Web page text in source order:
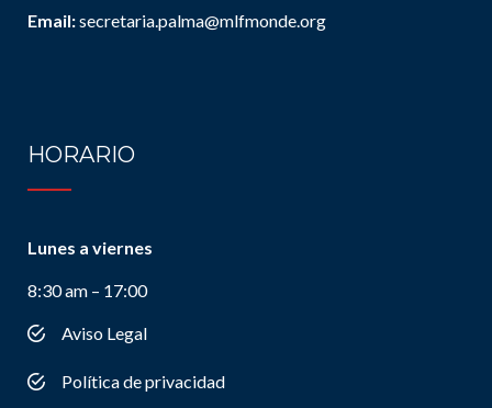
Email:secretaria.palma@mlfmonde.org
HORARIO
Lunes a viernes
8:30 am – 17:00
Aviso Legal
Política de privacidad